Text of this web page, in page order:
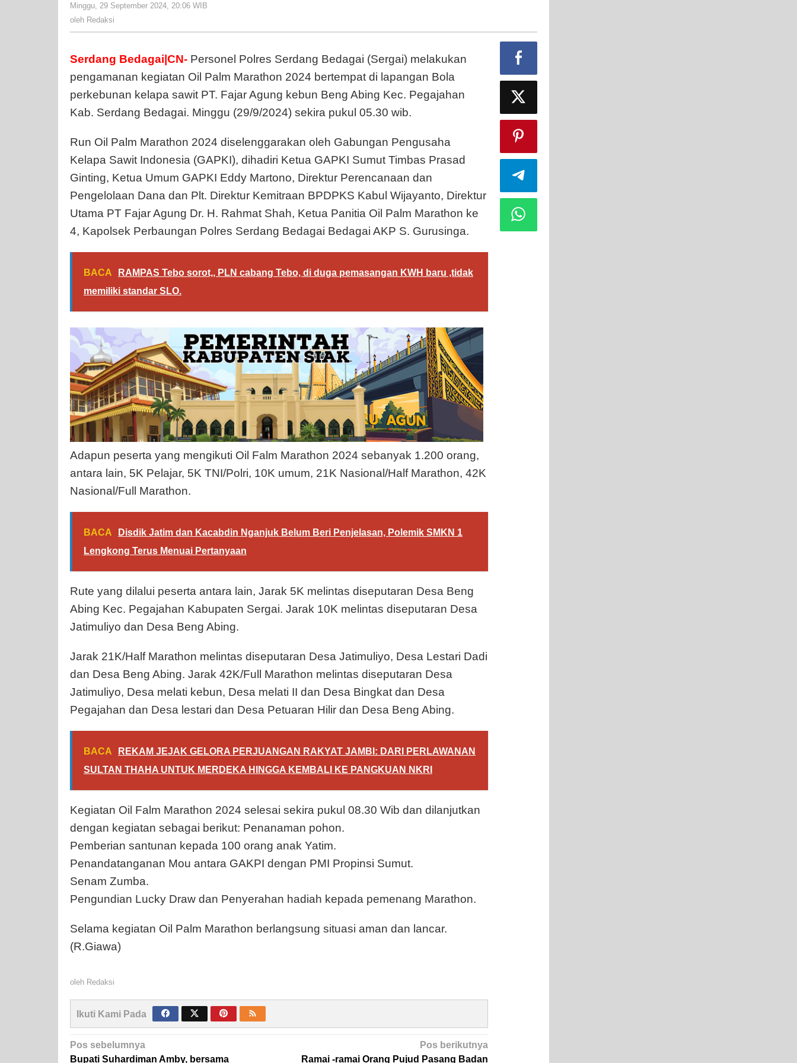
Minggu, 29 September 2024, 20:06 WIB
oleh Redaksi
Serdang Bedagai|CN- Personel Polres Serdang Bedagai (Sergai) melakukan
pengamanan kegiatan Oil Palm Marathon 2024 bertempat di lapangan Bola
perkebunan kelapa sawit PT. Fajar Agung kebun Beng Abing Kec. Pegajahan
Kab. Serdang Bedagai. Minggu (29/9/2024) sekira pukul 05.30 wib.
Run Oil Palm Marathon 2024 diselenggarakan oleh Gabungan Pengusaha
Kelapa Sawit Indonesia (GAPKI), dihadiri Ketua GAPKI Sumut Timbas Prasad
Ginting, Ketua Umum GAPKI Eddy Martono, Direktur Perencanaan dan
Pengelolaan Dana dan Plt. Direktur Kemitraan BPDPKS Kabul Wijayanto, Direktur
Utama PT Fajar Agung Dr. H. Rahmat Shah, Ketua Panitia Oil Palm Marathon ke
4, Kapolsek Perbaungan Polres Serdang Bedagai Bedagai AKP S. Gurusinga.
BACA
RAMPAS Tebo sorot,, PLN cabang Tebo, di duga pemasangan KWH baru ,tidak
memiliki standar SLO.
Adapun peserta yang mengikuti Oil Falm Marathon 2024 sebanyak 1.200 orang,
antara lain, 5K Pelajar, 5K TNI/Polri, 10K umum, 21K Nasional/Half Marathon, 42K
Nasional/Full Marathon.
BACA
Disdik Jatim dan Kacabdin Nganjuk Belum Beri Penjelasan, Polemik SMKN 1
Lengkong Terus Menuai Pertanyaan
Rute yang dilalui peserta antara lain, Jarak 5K melintas diseputaran Desa Beng
Abing Kec. Pegajahan Kabupaten Sergai. Jarak 10K melintas diseputaran Desa
Jatimuliyo dan Desa Beng Abing.
Jarak 21K/Half Marathon melintas diseputaran Desa Jatimuliyo, Desa Lestari Dadi
dan Desa Beng Abing. Jarak 42K/Full Marathon melintas diseputaran Desa
Jatimuliyo, Desa melati kebun, Desa melati II dan Desa Bingkat dan Desa
Pegajahan dan Desa lestari dan Desa Petuaran Hilir dan Desa Beng Abing.
BACA
REKAM JEJAK GELORA PERJUANGAN RAKYAT JAMBI: DARI PERLAWANAN
SULTAN THAHA UNTUK MERDEKA HINGGA KEMBALI KE PANGKUAN NKRI
Kegiatan Oil Falm Marathon 2024 selesai sekira pukul 08.30 Wib dan dilanjutkan
dengan kegiatan sebagai berikut: Penanaman pohon.
Pemberian santunan kepada 100 orang anak Yatim.
Penandatanganan Mou antara GAKPI dengan PMI Propinsi Sumut.
Senam Zumba.
Pengundian Lucky Draw dan Penyerahan hadiah kepada pemenang Marathon.
Selama kegiatan Oil Palm Marathon berlangsung situasi aman dan lancar.
(R.Giawa)
oleh Redaksi
Ikuti Kami Pada
Navigasi
Pos sebelumnya
Bupati Suhardiman Amby, bersama
Pos berikutnya
Ramai -ramai Orang Pujud Pasang Badan